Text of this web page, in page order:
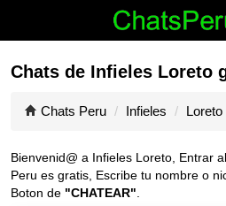
Chats de Infieles Loreto
Chats Peru Infieles Loreto
Bienvenid@ a Infieles Loreto, Entrar
Peru es gratis, Escribe tu nombre o
Boton de "CHATEAR"